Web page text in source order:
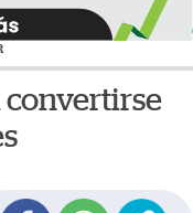
convertirse